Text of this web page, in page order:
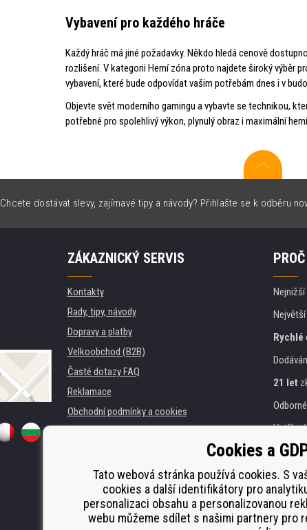
Vybavení pro každého hráče
Každý hráč má jiné požadavky. Někdo hledá cenově
rozlišení. V kategorii Herní zóna proto najdete široký výběr
vybavení, které bude odpovídat vašim potřebám dnes i v
Objevte svět moderního gamingu a vybavte se technikou,
potřebné pro spolehlivý výkon, plynulý obraz i maximální
Chcete dostávat slevy, zajímavé tipy a návody? Přihlašte se k odběru
ZÁKAZNICKÝ SERVIS
Kontakty
Rady, tipy, návody
Dopravy a platby
Velkoobchod (B2B)
Časté dotazy FAQ
Reklamace
Obchodní podmínky a cookies
Pronájem tiskáren
Náhradní plnění
Odstoupení od smlouvy
Nejnižší
Největší
Rychlé
21 let
Zlatý
Cookies a
Tato webová stránka používá cookies. S
cookies a další identifikátory pro
personalizaci obsahu a personalizovanou
webu můžeme sdílet s našimi partnery pro